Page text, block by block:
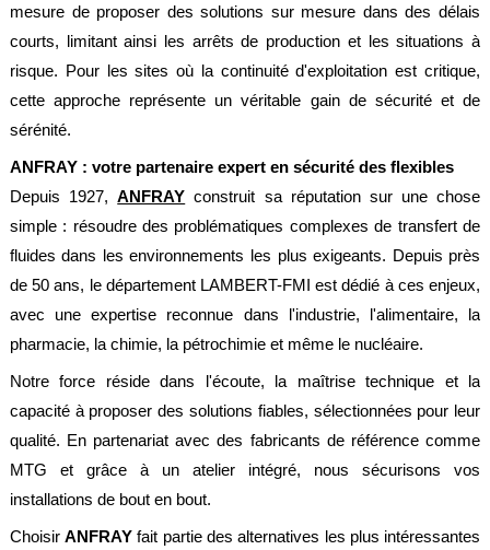
mesure de proposer des solutions sur mesure dans des délais
courts, limitant ainsi les arrêts de production et les situations à
risque. Pour les sites où la continuité d'exploitation est critique,
cette approche représente un véritable gain de sécurité et de
sérénité.
ANFRAY : votre partenaire expert en sécurité des flexibles
Depuis 1927,ANFRAY construit sa réputation sur une chose
simple : résoudre des problématiques complexes de transfert de
fluides dans les environnements les plus exigeants. Depuis près
de 50 ans, le département LAMBERT-FMI est dédié à ces enjeux,
avec une expertise reconnue dans l'industrie, l'alimentaire, la
pharmacie, la chimie, la pétrochimie et même le nucléaire.
Notre force réside dans l'écoute, la maîtrise technique et la
capacité à proposer des solutions fiables, sélectionnées pour leur
qualité. En partenariat avec des fabricants de référence comme
MTG et grâce à un atelier intégré, nous sécurisons vos
installations de bout en bout.
ChoisirANFRAY fait partie des alternatives les plus intéressantes